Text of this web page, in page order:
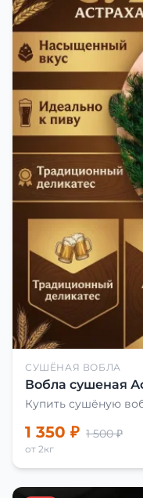
СУШЁНАЯ ВОБЛА
Вобла сушеная
Купить сушёную
1 350 ₽ 1 500 ₽
от 2кг